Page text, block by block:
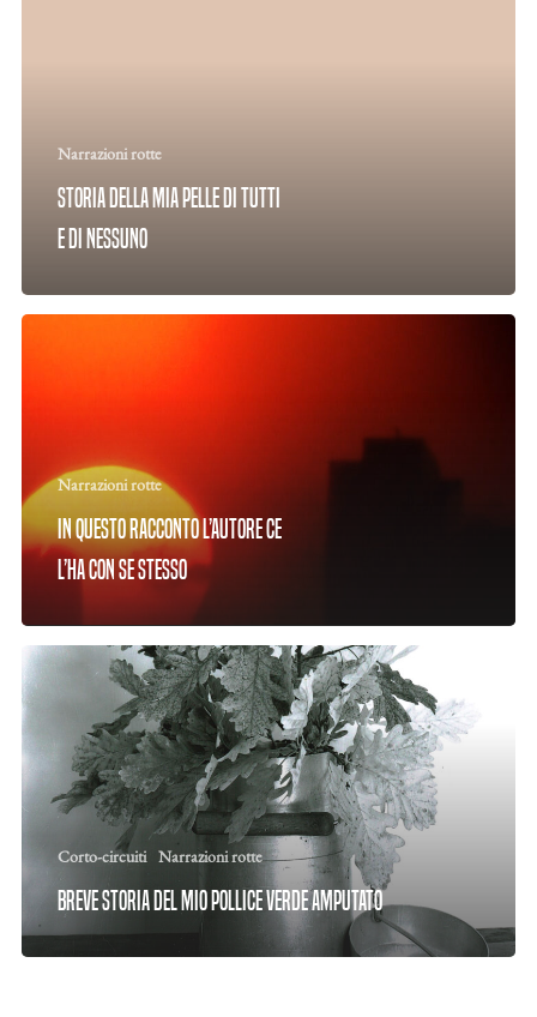
Narrazioni rotte
Storia della mia pelle di tutti
e di nessuno
Narrazioni rotte
In questo racconto l’autore ce
l’ha con se stesso
Corto-circuiti Narrazioni rotte
Breve storia del mio pollice verde amputato